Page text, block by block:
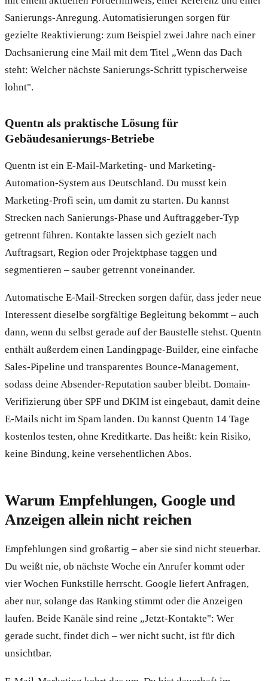
Sanierungs-Anregung. Automatisierungen sorgen für
gezielte Reaktivierung: zum Beispiel zwei Jahre nach einer
Dachsanierung eine Mail mit dem Titel „Wenn das Dach
steht: Welcher nächste Sanierungs-Schritt typischerweise
lohnt".
Quentn als praktische Lösung für
Gebäudesanierungs-Betriebe
Quentn ist ein E-Mail-Marketing- und Marketing-
Automation-System aus Deutschland. Du musst kein
Marketing-Profi sein, um damit zu starten. Du kannst
Strecken nach Sanierungs-Phase und Auftraggeber-Typ
getrennt führen. Kontakte lassen sich gezielt nach
Auftragsart, Region oder Projektphase taggen und
segmentieren – sauber getrennt voneinander.
Automatische E-Mail-Strecken sorgen dafür, dass jeder neue
Interessent dieselbe sorgfältige Begleitung bekommt – auch
dann, wenn du selbst gerade auf der Baustelle stehst. Quentn
enthält außerdem einen Landingpage-Builder, eine einfache
Sales-Pipeline und transparentes Bounce-Management,
sodass deine Absender-Reputation sauber bleibt. Domain-
Verifizierung über SPF und DKIM ist eingebaut, damit deine
E-Mails nicht im Spam landen. Du kannst Quentn 14 Tage
kostenlos testen, ohne Kreditkarte. Das heißt: kein Risiko,
keine Bindung, keine versehentlichen Abos.
Warum Empfehlungen, Google und
Anzeigen allein nicht reichen
Empfehlungen sind großartig – aber sie sind nicht steuerbar.
Du weißt nie, ob nächste Woche ein Anrufer kommt oder
vier Wochen Funkstille herrscht. Google liefert Anfragen,
aber nur, solange das Ranking stimmt oder die Anzeigen
laufen. Beide Kanäle sind reine „Jetzt-Kontakte": Wer
gerade sucht, findet dich – wer nicht sucht, ist für dich
unsichtbar.